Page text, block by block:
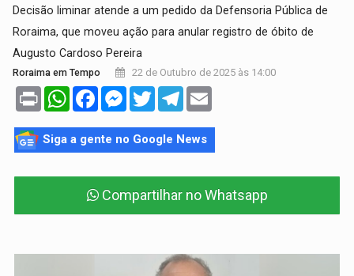
Decisão liminar atende a um pedido da Defensoria Pública de
Roraima, que moveu ação para anular registro de óbito de
Augusto Cardoso Pereira
Roraima em Tempo 22 de Outubro de 2025 às 14:00
Print WhatsAppFacebookMessenger
TwitterTelegram
Siga a gente no Google News
Compartilhar no Whatsapp